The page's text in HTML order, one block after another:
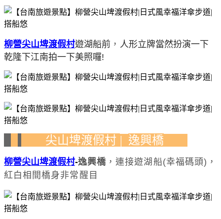
柳營尖山埤渡假村遊湖船前 ， 人形立牌當然扮演一下
乾隆下江南拍一下美照囉!
尖山埤渡假村 | 逸興橋
柳營尖山埤渡假村-逸興橋 ，連接遊湖船(幸福碼頭)，
紅白相間橋身非常醒目